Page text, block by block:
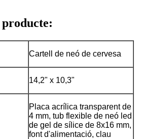
Cartell de neó de cervesa
14,2" x 10,3"
Placa acrílica transparent de
4 mm, tub flexible de neó led
de gel de sílice de 8x16 mm,
font d'alimentació, clau